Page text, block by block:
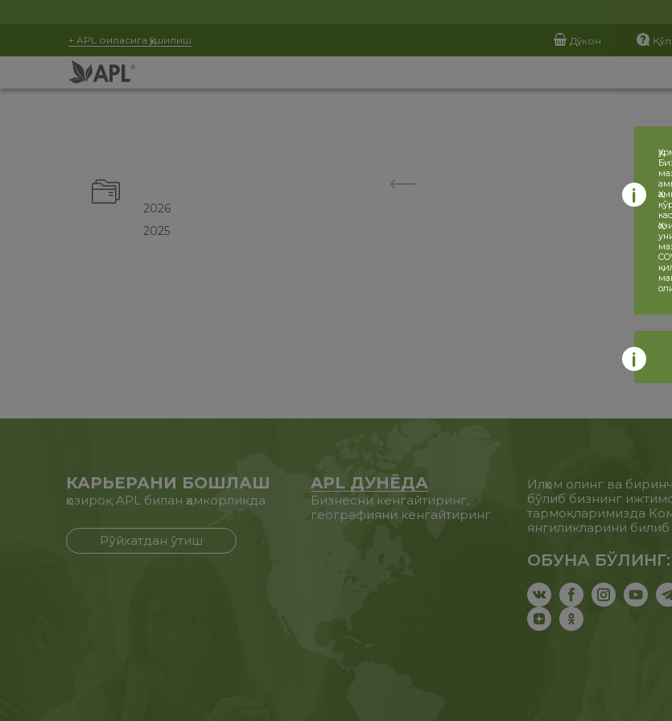
+ APL оиласига қўшилиш Дўкон
2026
2025
КАРЬЕРАНИ БОШЛАШ
ҳозироқ APL билан ҳамкорликда
Рўйхатдан ўтиш
APL ДУНЁДА
Бизнесни кенгайтиринг,
географияни кенгайтиринг.
Илҳом олинг ва
бўлиб бизнинг
тармоқларимизда
янгиликларини билиб
ОБУНА БЎЛИНГ: